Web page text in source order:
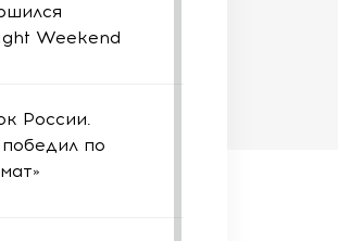
Weekend
России.
по